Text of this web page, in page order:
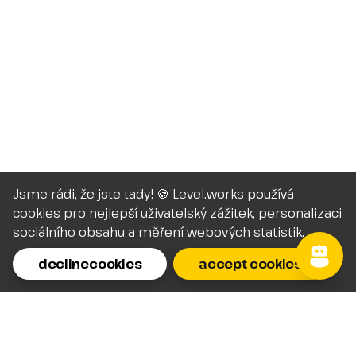
Jsme rádi, že jste tady! 🍪 Level.works používá
cookies pro nejlepší uživatelský zážitek, personalizaci
sociálního obsahu a měření webových statistik.
decline_cookies
accept_cookies